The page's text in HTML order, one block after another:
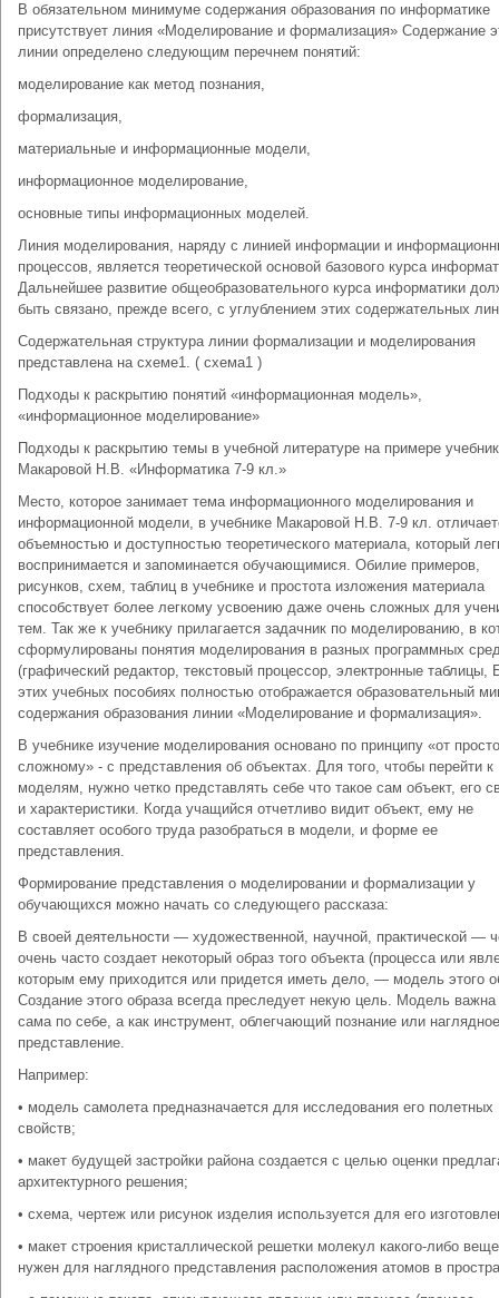
В обязательном минимуме содержания образования по информатике
присутствует линия «Моделирование и формализация» Содержание
линии определено следующим перечнем понятий:
моделирование как метод познания,
формализация,
материальные и информационные модели,
информационное моделиро­вание,
основные типы информационных моделей.
Линия моделирования, наряду с линией информации и
процессов, является теоретической основой базового курса
Дальнейшее развитие общеобразовательного курса ин­форматики
быть связано, прежде всего, с углублением этих содержательных
Содержательная структура линии формализации и моделиро­вания
представлена на схеме1. ( схема1 )
Подходы к раскрытию понятий «информационная модель»,
«информационное моделирование»
Подходы к раскрытию темы в учебной литературе на примере
Макаровой Н.В. «Информатика 7-9 кл.»
Место, которое занимает тема информационного моделирова­ния и
информационной модели, в учебнике Макаровой Н.В. 7-9 кл.
объемностью и доступностью теоретического материала, который
воспринимается и запоминается обучающимися. Обилие примеров,
рисунков, схем, таблиц в учебнике и простота изложения материала
способствует более легкому усвоению даже очень сложных для
тем. Так же к учебнику прилагается задачник по моделированию, в
сформулированы понятия моделирования в разных программных
(графический редактор, текстовый процессор, электронные таблицы,
этих учебных пособиях полностью отображается образовательный
содержания образования линии «Моделирование и формализация».
В учебнике изучение моделирования основано по принципу «от
сложному» - с представления об объектах. Для того, чтобы перейти к
моделям, нужно четко представлять себе что такое сам объект, его
и характеристики. Когда учащийся отчетливо видит объект, ему не
составляет особого труда разобраться в модели, и форме ее
представления.
Формирование представления о моделировании и формализации у
обучающихся можно начать со следующего рассказа:
В своей деятельности — художественной, научной, практической —
очень часто создает некоторый образ того объекта (процесса или
которым ему приходится или придется иметь дело, — модель этого
Создание этого образа всегда преследует некую цель. Модель важна
сама по себе, а как инструмент, облегчающий познание или наглядное
представление.
Например:
• модель самолета предназначается для исследования его полетных
свойств;
• макет будущей застройки района создается с целью оценки
архи­тектурного решения;
• схема, чертеж или рисунок изделия используется для его
• макет строения кристаллической решетки молекул какого-либо
нужен для наглядного представления расположения атомов в